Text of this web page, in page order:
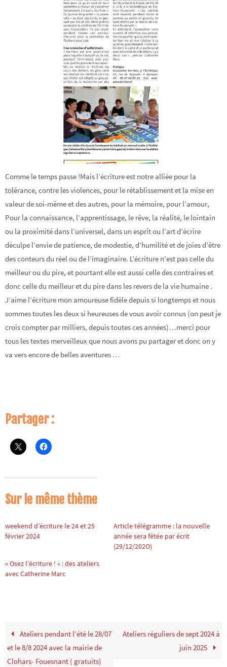
Comme le temps passe !Mais l’écriture est notre alliée pour la
tolérance, contre les violences, pour le rétablissement et la mise en
valeur de soi-même et des autres, pour la mémoire, pour l’amour,
Pour la connaissance, l’apprentissage, le rêve, la réalité, le lointain
ou la proximité dans l’universel, dans un esprit ou l’art d’écrire
déculpe l’envie de patience, de modestie, d’humilité et de joies d’être
des conteurs du réel ou de l’imaginaire. L’écriture n’est pas celle du
meilleur ou du pire, et pourtant elle est aussi celle des contraires et
donc celle du meilleur et du pire dans les revers de la vie humaine .
J’aime l’écriture mon amoureuse fidèle depuis si longtemps et nous
sommes toutes les deux si heureuses de vous avoir connus (on peut je
crois compter par milliers, depuis toutes ces années)…merci pour
tous les textes merveilleux que nous avons pu partager et donc on y
va vers encore de belles aventures …
Partager :
Sur le même thème
weekend d’écriture le 24 et 25
février 2024
Article télégramme : la nouvelle
année sera fêtée par écrit
(29/12/202O)
« Osez l’écriture ! » : des ateliers
avec Catherine Marc
Ateliers pendant l’été le 28/07
et le 8/8 2024 avec la mairie de
Clohars- Fouesnant ( gratuits)
Ateliers réguliers de sept 2024 à
juin 2025